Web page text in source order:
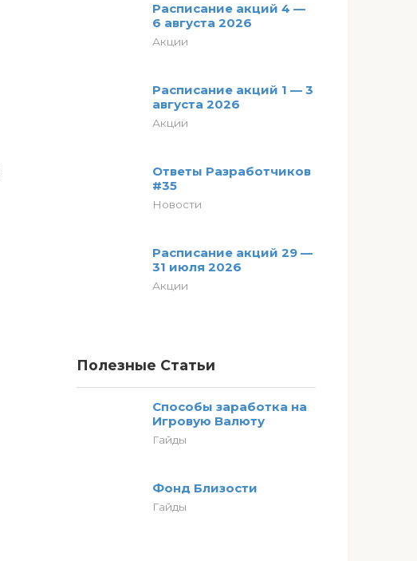
Расписание акций 4 —
6 августа 2026
Акции
Расписание акций 1 — 3
августа 2026
Акции
Ответы Разработчиков
#35
Новости
Расписание акций 29 —
31 июля 2026
Акции
Полезные Статьи
Способы заработка на
Игровую Валюту
Гайды
Фонд Близости
Гайды